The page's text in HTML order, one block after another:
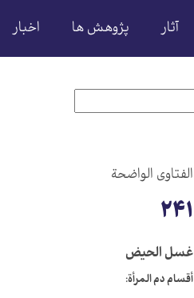
آثار پژوهش ها اخبار
الفتاوی الواضحة
241
غسل الحيض‏
أقسام دم المرأة: